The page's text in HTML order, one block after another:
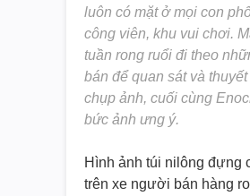
luôn có mặt ở mọi con
công viên, khu vui chơi.
tuần rong ruổi đi theo
bán để quan sát và
chụp ảnh, cuối cùng
bức ảnh ưng ý.
Hình ảnh túi nilông đựng
trên xe người bán hàng